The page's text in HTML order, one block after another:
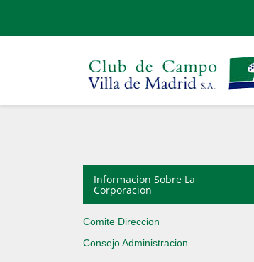
Informacion Sobre La
Corporacion
Comite Direccion
Consejo Administracion